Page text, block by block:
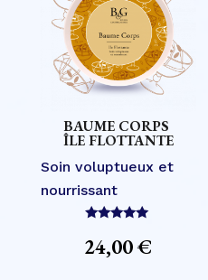
BAUME CORPS
ÎLE FLOTTANTE
Soin voluptueux et
nourrissant
5.00
sur 5
24,00€